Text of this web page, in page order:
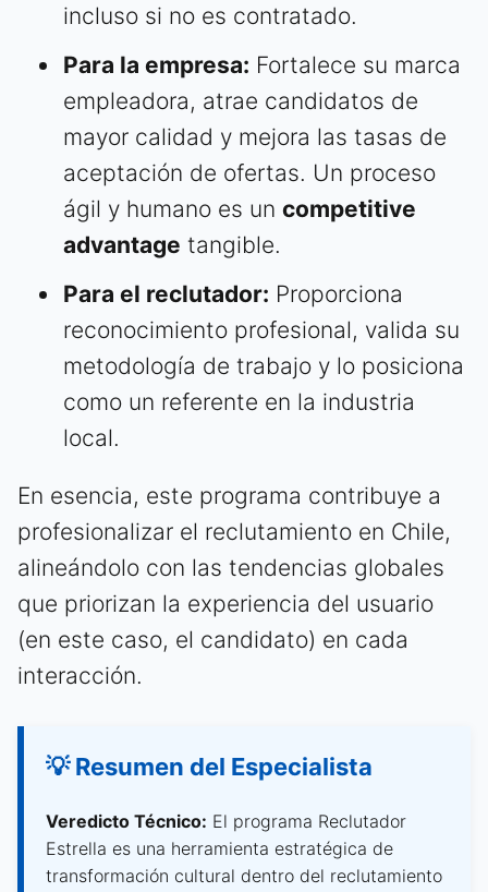
incluso si no es contratado.
Para la empresa: Fortalece su marca
empleadora, atrae candidatos de
mayor calidad y mejora las tasas de
aceptación de ofertas. Un proceso
ágil y humano es un competitive
advantage tangible.
Para el reclutador: Proporciona
reconocimiento profesional, valida su
metodología de trabajo y lo posiciona
como un referente en la industria
local.
En esencia, este programa contribuye a
profesionalizar el reclutamiento en Chile,
alineándolo con las tendencias globales
que priorizan la experiencia del usuario
(en este caso, el candidato) en cada
interacción.
💡 Resumen del Especialista
Veredicto Técnico: El programa Reclutador
Estrella es una herramienta estratégica de
transformación cultural dentro del reclutamiento